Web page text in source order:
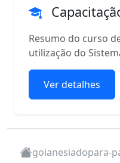
Resumo do curso
utilização do
Ver detalhes
goianesiadopara-